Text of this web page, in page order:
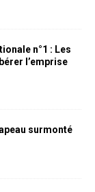
n°1 : Les
l’emprise
surmonté